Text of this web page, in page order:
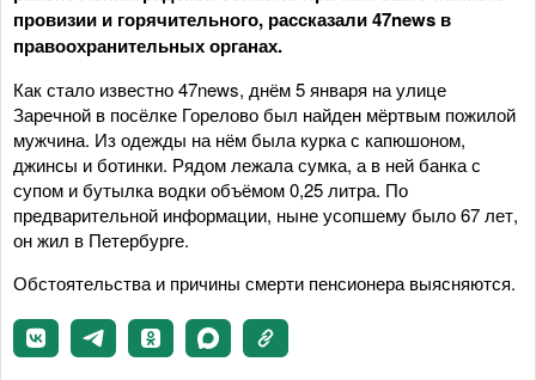
провизии и горячительного, рассказали 47news в
правоохранительных органах.
Как стало известно 47news, днём 5 января на улице
Заречной в посёлке Горелово был найден мёртвым пожилой
мужчина. Из одежды на нём была курка с капюшоном,
джинсы и ботинки. Рядом лежала сумка, а в ней банка с
супом и бутылка водки объёмом 0,25 литра. По
предварительной информации, ныне усопшему было 67 лет,
он жил в Петербурге.
Обстоятельства и причины смерти пенсионера выясняются.